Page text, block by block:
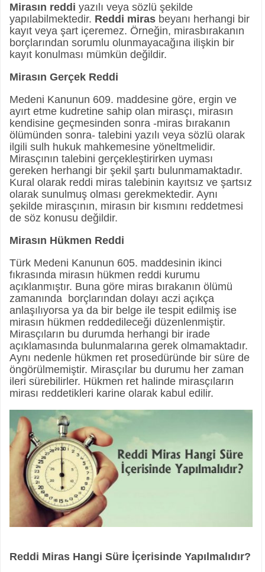
Mirasın reddi yazılı veya sözlü şekilde
yapılabilmektedir. Reddi miras beyanı herhangi bir
kayıt veya şart içeremez. Örneğin, mirasbırakanın
borçlarından sorumlu olunmayacağına ilişkin bir
kayıt konulması mümkün değildir.
Mirasın Gerçek Reddi
Medeni Kanunun 609. maddesine göre, ergin ve
ayırt etme kudretine sahip olan mirasçı, mirasın
kendisine geçmesinden sonra -miras bırakanın
ölümünden sonra- talebini yazılı veya sözlü olarak
ilgili sulh hukuk mahkemesine yöneltmelidir.
Mirasçının talebini gerçekleştirirken uyması
gereken herhangi bir şekil şartı bulunmamaktadır.
Kural olarak reddi miras talebinin kayıtsız ve şartsız
olarak sunulmuş olması gerekmektedir. Aynı
şekilde mirasçının, mirasın bir kısmını reddetmesi
de söz konusu değildir.
Mirasın Hükmen Reddi
Türk Medeni Kanunun 605. maddesinin ikinci
fıkrasında mirasın hükmen reddi kurumu
açıklanmıştır. Buna göre miras bırakanın ölümü
zamanında borçlarından dolayı aczi açıkça
anlaşılıyorsa ya da bir belge ile tespit edilmiş ise
mirasın hükmen reddedileceği düzenlenmiştir.
Mirasçıların bu durumda herhangi bir irade
açıklamasında bulunmalarına gerek olmamaktadır.
Aynı nedenle hükmen ret prosedüründe bir süre de
öngörülmemiştir. Mirasçılar bu durumu her zaman
ileri sürebilirler. Hükmen ret halinde mirasçıların
mirası reddetikleri karine olarak kabul edilir.
Reddi Miras Hangi Süre İçerisinde Yapılmalıdır?